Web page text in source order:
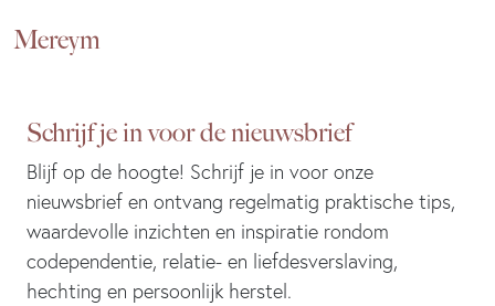
Mereym
Schrijf je in voor de nieuwsbrief
Blijf op de hoogte! Schrijf je in voor onze
nieuwsbrief en ontvang regelmatig praktische tips,
waardevolle inzichten en inspiratie rondom
codependentie, relatie- en liefdesverslaving,
hechting en persoonlijk herstel.